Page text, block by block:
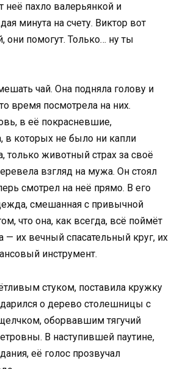
неё пахло валерьянкой и
минута на счету. Виктор вот
помогут. Только… ну ты
чай. Она подняла голову и
время посмотрела на них.
в её покрасневшие,
в которых не было ни капли
только животный страх за своё
взгляд на мужа. Он стоял
смотрел на неё прямо. В его
смешанная с привычной
что она, как всегда, всё поймёт
— их вечный спасательный круг, их
инструмент.
стуком, поставила кружку
о дерево столешницы с
оборвавшим тягучий
В наступившей паутине,
её голос прозвучал